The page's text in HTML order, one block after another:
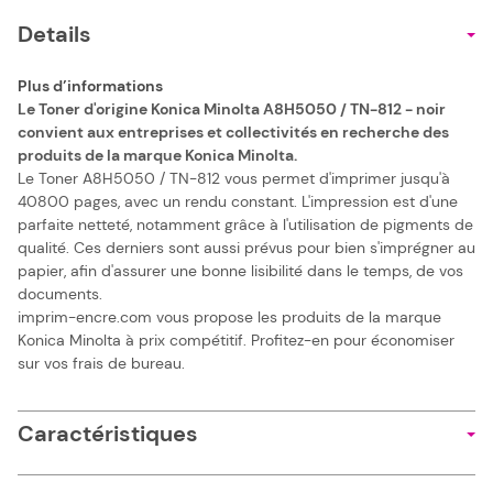
Details
Plus d’informations
Le Toner d'origine Konica Minolta A8H5050 / TN-812 - noir
convient aux entreprises et collectivités en recherche des
produits de la marque Konica Minolta.
Le Toner A8H5050 / TN-812 vous permet d'imprimer jusqu'à
40800 pages, avec un rendu constant. L'impression est d'une
parfaite netteté, notamment grâce à l'utilisation de pigments de
qualité. Ces derniers sont aussi prévus pour bien s'imprégner au
papier, afin d'assurer une bonne lisibilité dans le temps, de vos
documents.
imprim-encre.com vous propose les produits de la marque
Konica Minolta à prix compétitif. Profitez-en pour économiser
sur vos frais de bureau.
Caractéristiques